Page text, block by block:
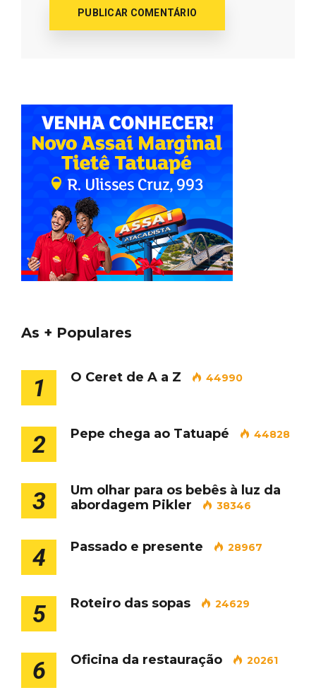
As + Populares
1 O Ceret de A a Z 44990
2 Pepe chega ao Tatuapé 44828
3
Um olhar para os bebês à luz da
abordagem Pikler
38346
4 Passado e presente 28967
5 Roteiro das sopas 24629
6 Oficina da restauração 20261